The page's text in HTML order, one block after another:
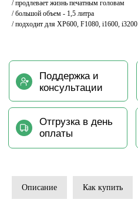
/ продлевает жизнь печатным головам
/ большой объем - 1,5 литра
/ подходит для XP600, F1080, i1600, i3200
Описание Как купить